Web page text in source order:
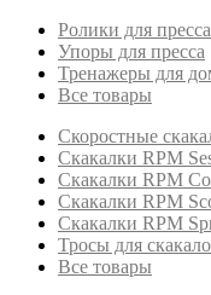
Ролики для пресса
Упоры для пресса
Тренажеры для
Все товары
Скоростные
Скакалки RPM
Скакалки RPM
Скакалки RPM
Скакалки RPM
Тросы для
Все товары